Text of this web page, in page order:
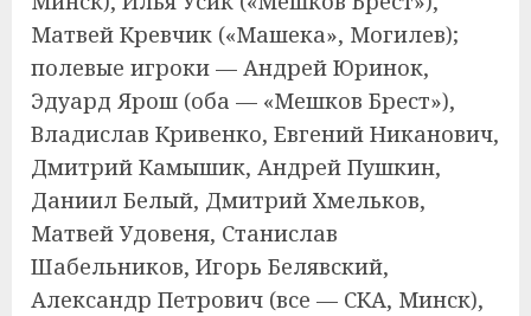
Матвей Кревчик («Машека», Могилев);
полевые игроки — Андрей Юринок,
Эдуард Ярош (оба — «Мешков Брест»),
Владислав Кривенко, Евгений Никанович,
Дмитрий Камышик, Андрей Пушкин,
Даниил Белый, Дмитрий Хмельков,
Матвей Удовеня, Станислав
Шабельников, Игорь Белявский,
Александр Петрович (все — СКА, Минск),